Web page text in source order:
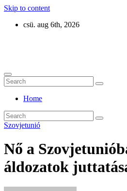
Skip to content
csü. aug 6th, 2026
Home
Szovjetunió
Nő a
áldozatok